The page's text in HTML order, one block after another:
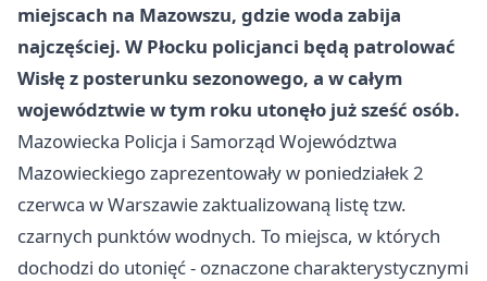
miejscach na Mazowszu, gdzie woda zabija
najczęściej. W Płocku policjanci będą patrolować
Wisłę z posterunku sezonowego, a w całym
województwie w tym roku utonęło już sześć osób.
Mazowiecka Policja i Samorząd Województwa
Mazowieckiego zaprezentowały w poniedziałek 2
czerwca wWarszawiezaktualizowaną listę tzw.
czarnych punktów wodnych. To miejsca, w których
dochodzi do utonięć - oznaczone charakterystycznymi